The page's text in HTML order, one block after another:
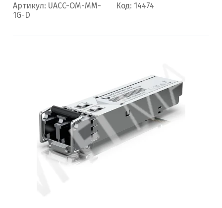
Артикул: UACC-OM-MM-
1G-D
Код: 14474